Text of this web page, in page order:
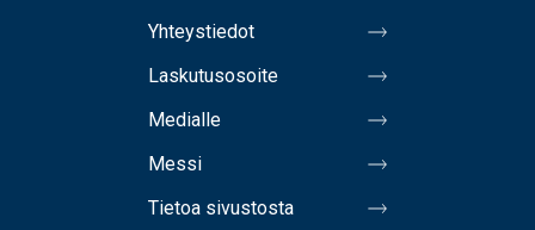
Yhteystiedot
Laskutusosoite
Medialle
Messi
Tietoa sivustosta